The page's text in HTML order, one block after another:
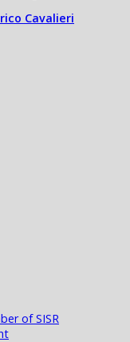
Cavalieri
of SISR